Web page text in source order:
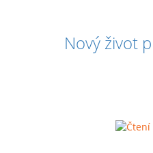
Nový život